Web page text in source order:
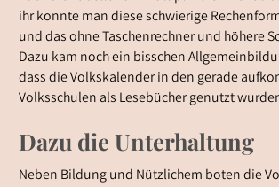
ihr konnte man diese schwierige
und das ohne Taschenrechner und höhere
Dazu kam noch ein bisschen
dass die Volkskalender in den gerade
Volksschulen als Lesebücher genutzt
Dazu die Unterhaltung
Neben Bildung und Nützlichem boten die